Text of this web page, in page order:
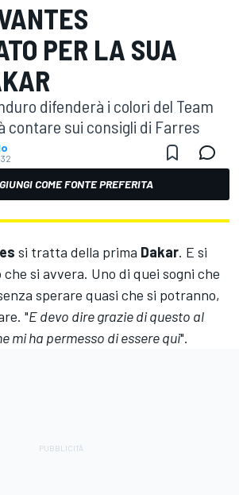
PER LA SUA
difenderà i colori del Team
contare sui consigli di Farres
COME FONTE PREFERITA
si tratta della prima Dakar. E si
si avvera. Uno di quei sogni che
sperare quasi che si potranno,
"E devo dire grazie di questo al
mi ha permesso di essere qui".